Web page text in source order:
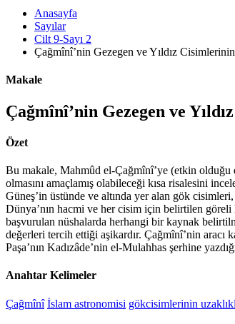
Anasayfa
Sayılar
Cilt 9-Sayı 2
Çağmînî’nin Gezegen ve Yıldız
Makale
Çağmînî’nin Gezegen ve
Özet
Bu makale, Mahmûd el-Çağmînî’ye (etkin
olmasını amaçlamış olabileceği kısa risalesini
Güneş’in üstünde ve altında yer alan gök
Dünya’nın hacmi ve her cisim için belirtilen
başvurulan nüshalarda herhangi bir kaynak
değerleri tercih ettiği aşikardır. Çağmînî’nin
Paşa’nın Kadızâde’nin el-Mulahhas şerhine
Anahtar Kelimeler
Çağmînî İslam astronomisi gökcisimlerinin